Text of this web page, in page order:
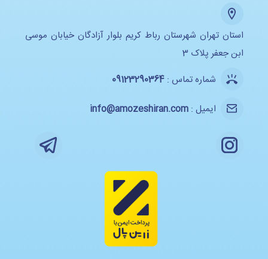
استان تهران شهرستان رباط کریم بلوار آزادگان خیابان موسی
ابن جعفر پلاک 3
شماره تماس :09123290364
ایمیل :info@amozeshiran.com